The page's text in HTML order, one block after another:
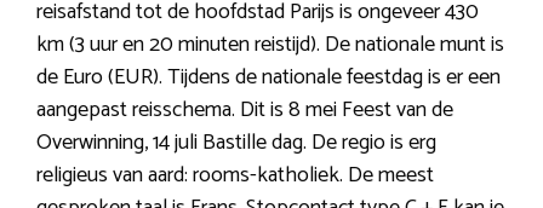
reisafstand tot de hoofdstad Parijs is ongeveer 430
km (3 uur en 20 minuten reistijd). De nationale munt is
de Euro (EUR). Tijdens de nationale feestdag is er een
aangepast reisschema. Dit is 8 mei Feest van de
Overwinning, 14 juli Bastille dag. De regio is erg
religieus van aard: rooms-katholiek. De meest